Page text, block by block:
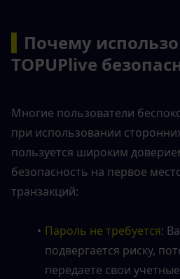
Почему
TOPUPlive
Многие пользователи
при использовании
пользуется широким
безопасность на первое
транзакций:
Пароль не требуется:
подвергается риску,
передаете свои